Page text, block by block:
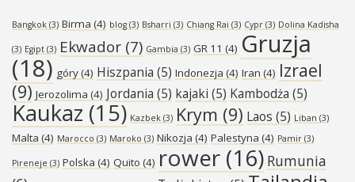
Bangkok (3) Birma (4) blog (3) Bsharri (3) Chiang Rai (3) Cypr (3) Dolina Kadisha
(3) Egipt (3) Ekwador (7) Gambia (3) GR 11 (4) Gruzja
(18) góry(4) Hiszpania (5) Indonezja (4) Iran (4) Izrael
(9) Jerozolima (4) Jordania (5) kajaki (5) Kambodża (5)
Kaukaz (15) Kazbek (3) Krym (9) Laos (5) Liban (3)
Malta (4) Marocco (3) Maroko (3) Nikozja (4) Palestyna (4) Pamir (3)
Pireneje (3) Polska (4) Quito (4) rower (16) Rumunia